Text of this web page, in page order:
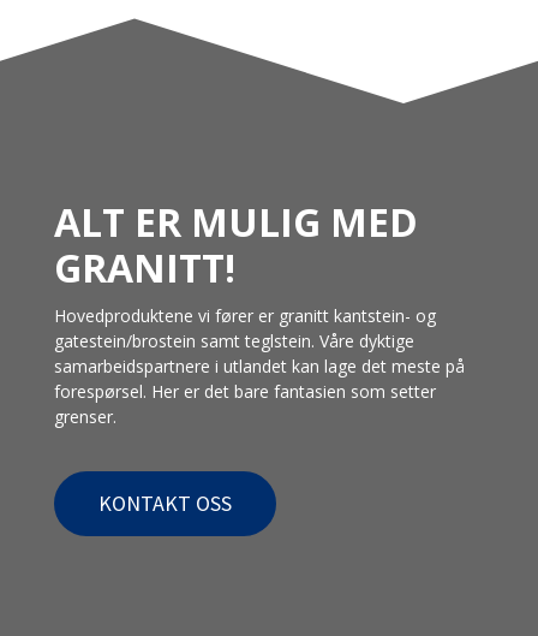
ALT ER MULIG MED
GRANITT!
Hovedproduktene vi fører er granitt kantstein- og
gatestein/brostein samt teglstein. Våre dyktige
samarbeidspartnere i utlandet kan lage det meste på
forespørsel. Her er det bare fantasien som setter
grenser.
KONTAKT OSS